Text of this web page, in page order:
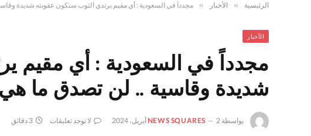
الرئيسية » الأخبار » مجدداً في السعودية : أي مقيم يرتدي الثوب ستكون عقوبته شديدة
الأخبار
مجدداً في السعودية : أي مقيم
شديدة وقاسية .. لن تصدق ما هي
بواسطة NEWS SQUARES 2 أبريل، 2024 لا توجد تعليقات 3 دقائق